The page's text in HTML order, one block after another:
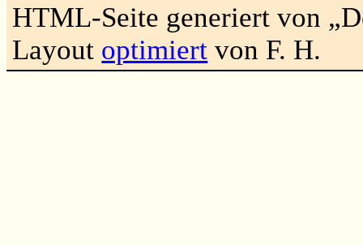
HTML-Seite generiert von
Layout optimiert von F. H.